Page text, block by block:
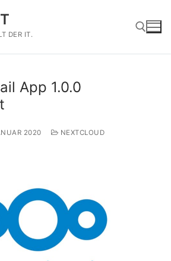
DER IT.
App 1.0.0
2020 NEXTCLOUD